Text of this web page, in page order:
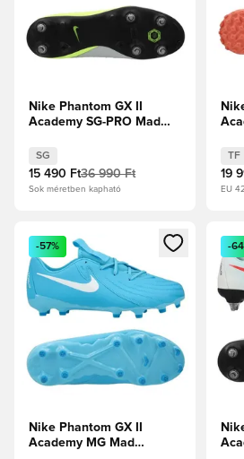
Nike Phantom GX II
Academy SG-PRO Mad
ezüst/Fekete/Volt
SG
15 490 Ft36 990 Ft
Sok méretben kapható
-TF
19
EU 42
Megnyit egy modált a
-57%
Nike Phantom GX II
Academy MG Mad
-